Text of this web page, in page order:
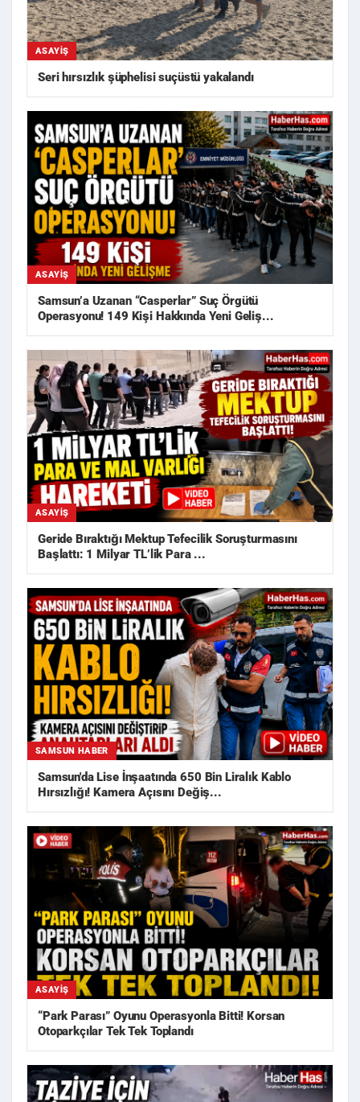
ASAYIŞ
Seri hırsızlık şüphelisi suçüstü yakalandı
ASAYIŞ
Samsun’a Uzanan “Casperlar” Suç Örgütü
Operasyonu! 149 Kişi Hakkında Yeni Geliş...
ASAYIŞ
Geride Bıraktığı Mektup Tefecilik Soruşturmasını
Başlattı: 1 Milyar TL’lik Para ...
SAMSUN HABER
Samsun'da Lise İnşaatında 650 Bin Liralık Kablo
Hırsızlığı! Kamera Açısını Değiş...
ASAYIŞ
“Park Parası” Oyunu Operasyonla Bitti! Korsan
Otoparkçılar Tek Tek Toplandı